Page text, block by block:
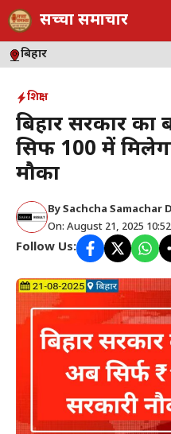
Skip
to
content
सच्चा समाचार
बिहार
शिक्षा
बिहार सरकार का
सिर्फ ₹100 में
मौका
BySachcha Samachar
On: August 21, 2025
Follow Us: